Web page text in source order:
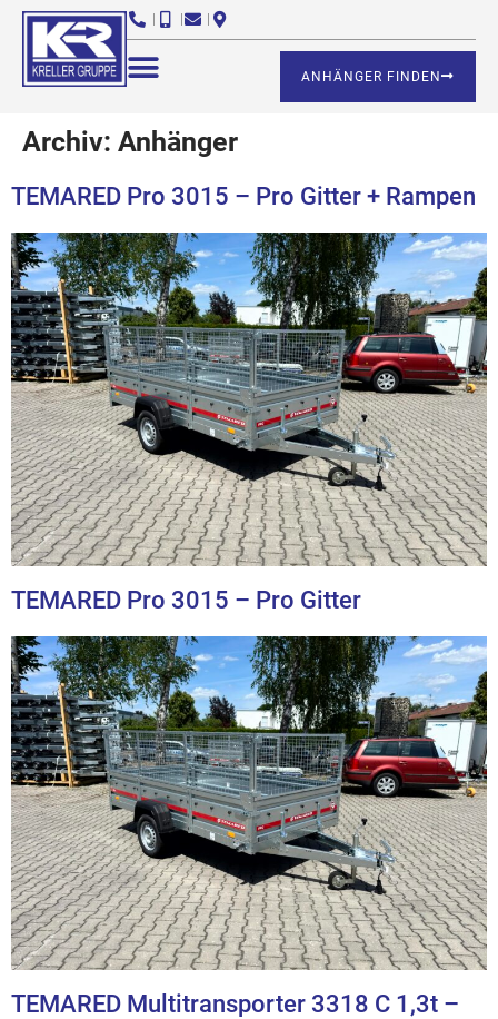
ANHÄNGER FINDEN
Archiv: Anhänger
TEMARED Pro 3015 – Pro Gitter + Rampen
TEMARED Pro 3015 – Pro Gitter
TEMARED Multitransporter 3318 C 1,3t –